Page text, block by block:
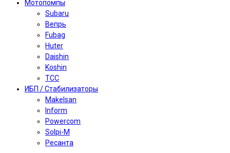
Мотопомпы
Subaru
Вепрь
Fubag
Huter
Daishin
Koshin
TCC
ИБП / Стабилизаторы
Makelsan
Inform
Powercom
Solpi-M
Ресанта